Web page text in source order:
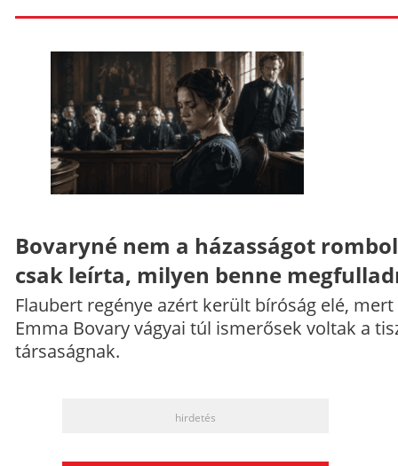
Bovaryné nem a házasságot
csak leírta, milyen benne
Flaubert regénye azért került bíróság elé, mert
Emma Bovary vágyai túl ismerősek voltak a
társaságnak.
hirdetés